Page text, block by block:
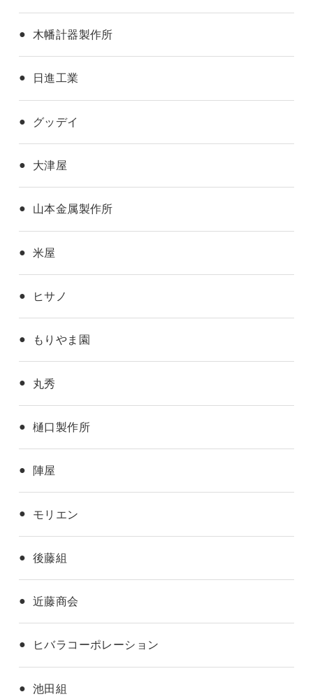
木幡計器製作所
日進工業
グッデイ
大津屋
山本金属製作所
米屋
ヒサノ
もりやま園
丸秀
樋口製作所
陣屋
モリエン
後藤組
近藤商会
ヒバラコーポレーション
池田組